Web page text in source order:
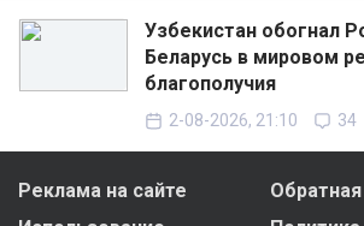
Узбекистан обогнал
Беларусь в мировом
благополучия
2-08-2026, 21:10 34
Реклама на сайте